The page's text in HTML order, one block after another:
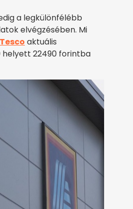
a legkülönfélébb
elvégzésében. Mi
Tesco aktuális
helyett 22490 forintba